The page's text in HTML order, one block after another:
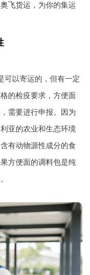
奥飞货运 ，为你的集运
可以寄运的，但有一定
的检疫要求，方便面
需要进行申报。因为
亚的农业和生态环境
有动物源性成分的食
方便面的调料包是纯